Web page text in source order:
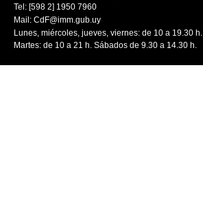
Tel: [598 2] 1950 7960
Mail: CdF@imm.gub.uy
Lunes, miércoles, jueves, viernes: de 10 a 19.30 h.
Martes: de 10 a 21 h. Sábados de 9.30 a 14.30 h.